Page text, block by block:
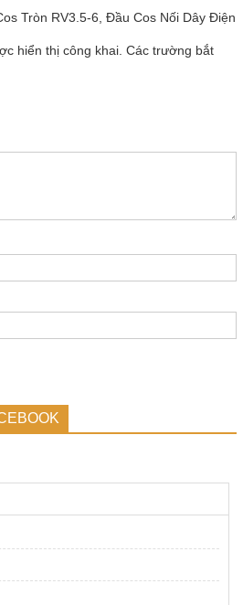
Tròn RV3.5-6, Đầu Cos Nối Dây Điện
hiển thị công khai. Các trường bắt